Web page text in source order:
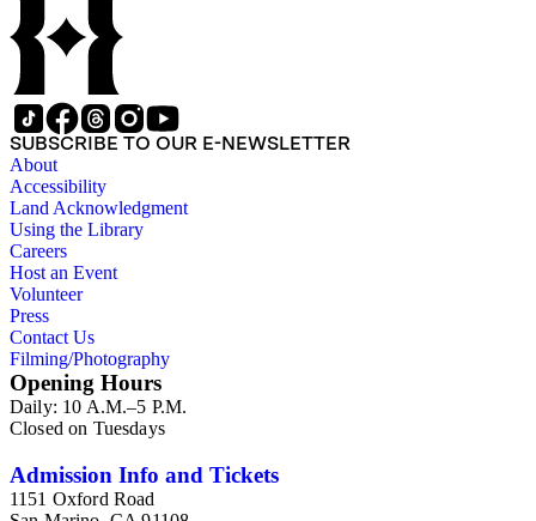
SUBSCRIBE TO OUR E-NEWSLETTER
About
Accessibility
Land Acknowledgment
Using the Library
Careers
Host an Event
Volunteer
Press
Contact Us
Filming/Photography
Opening Hours
Daily: 10 A.M.–5 P.M.
Closed on Tuesdays
Admission Info and Tickets
1151 Oxford Road